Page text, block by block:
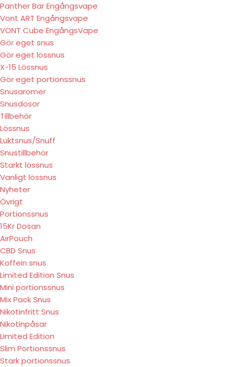
Panther Bar Engångsvape
Vont ART Engångsvape
VONT Cube EngångsVape
Gör eget snus
Gör eget lössnus
X-15 Lössnus
Gör eget portionssnus
Snusaromer
Snusdosor
Tillbehör
Lössnus
Luktsnus/Snuff
Snustillbehör
Starkt lössnus
Vanligt lössnus
Nyheter
Övrigt
Portionssnus
15Kr Dosan
AirPouch
CBD Snus
Koffein snus
Limited Edition Snus
Mini portionssnus
Mix Pack Snus
Nikotinfritt Snus
Nikotinpåsar
Limited Edition
Slim Portionssnus
Stark portionssnus